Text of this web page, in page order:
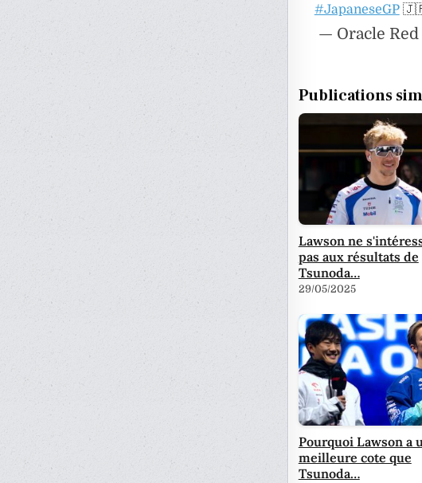
#JapaneseGP
— Oracle
Publications
Lawson ne
pas aux résultats de
Tsunoda…
29/05/2025
Pourquoi Lawson a
meilleure cote que
Tsunoda…